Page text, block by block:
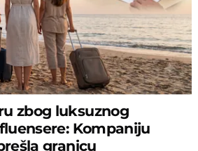
zbog luksuznog
Kompaniju
granicu